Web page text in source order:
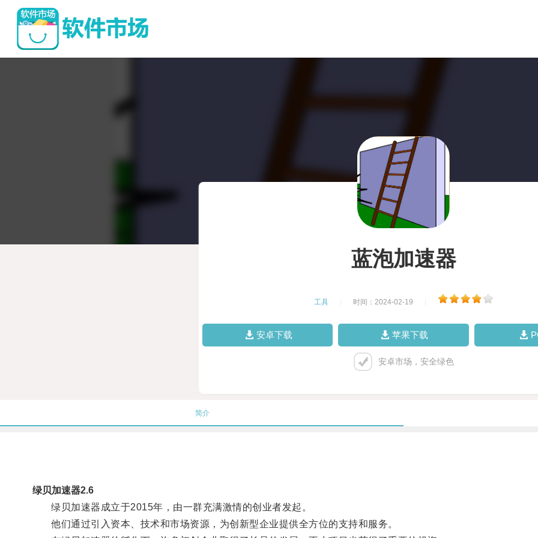
蓝泡加速器
工具 时间：2024-02-19
安卓下载 苹果下载
安卓市场，安全绿色
简介
绿贝加速器2.6
绿贝加速器成立于2015年，由一群充满激情的创业者发起。
他们通过引入资本、技术和市场资源，为创新型企业提供全方位的支持和服务。